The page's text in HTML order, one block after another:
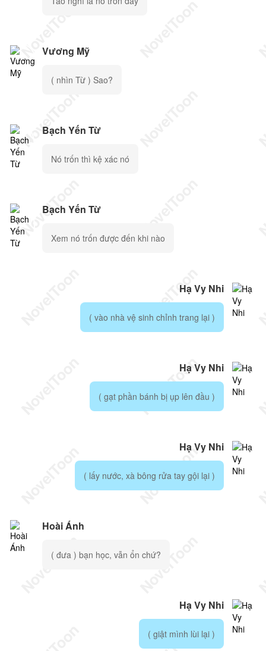
Vương Mỹ
( nhìn Từ ) Sao?
Bạch Yến Từ
Nó trốn thì kệ xác nó
Bạch Yến Từ
Xem nó trốn được đến khi nào
Hạ Vy Nhi
( vào nhà vệ sinh chỉnh trang lại )
Hạ Vy Nhi
( gạt phần bánh bị ụp lên đầu )
Hạ Vy Nhi
( lấy nước, xà bông rửa tay gội lại )
Hoài Ánh
( đưa ) bạn học, vẫn ổn chứ?
Hạ Vy Nhi
( giật mình lùi lại )